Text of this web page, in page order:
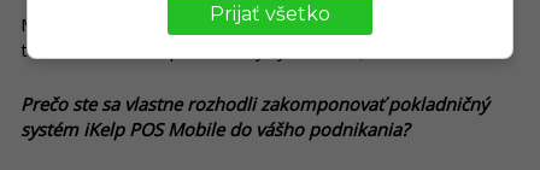
Máme vlastné firemné auto a veľmi nápomocným je nám v
tomto ohľade náš pokladničný systém
Prečo ste sa vlastne rozhodli zakomponovať pokladničný
systém iKelp POS Mobile do vášho podnikania?
Prijať všetko